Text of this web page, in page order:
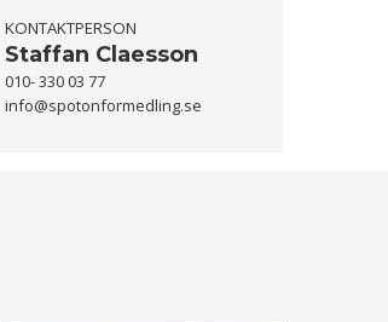
KONTAKTPERSON
Staffan Claesson
010- 330 03 77
info@spotonformedling.se